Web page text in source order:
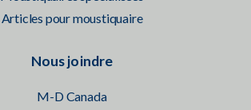
Articles pour moustiquaire
Nous joindre
M-D Canada